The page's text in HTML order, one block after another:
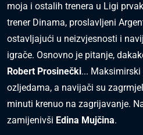
moja i ostalih trenera u Ligi
trener Dinama, proslavljeni
ostavljajući u neizvjesnosti i
igrače. Osnovno je pitanje,
Robert Prosinečki... Maksimirski
ozljedama, a navijači su
minuti krenuo na zagrijavanje.
zamijenivši Edina Mujčina.